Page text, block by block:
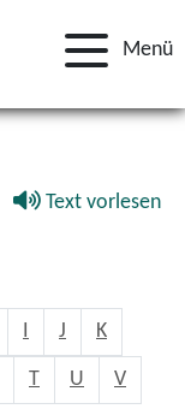
Menü
Text vorlesen
I J K
T U V